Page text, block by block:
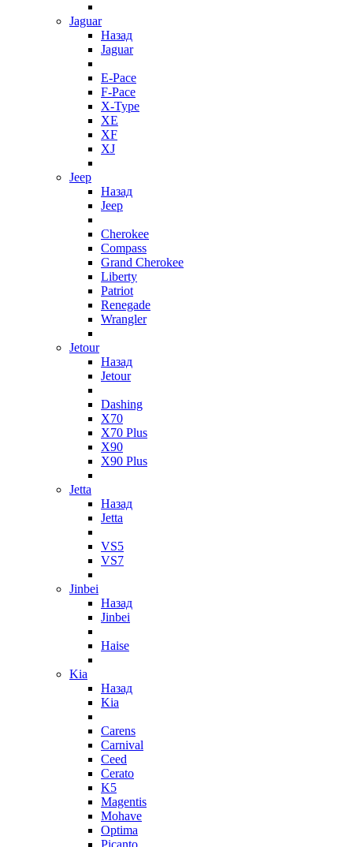
Jaguar
Назад
Jaguar
E-Pace
F-Pace
X-Type
XE
XF
XJ
Jeep
Назад
Jeep
Cherokee
Compass
Grand Cherokee
Liberty
Patriot
Renegade
Wrangler
Jetour
Назад
Jetour
Dashing
X70
X70 Plus
X90
X90 Plus
Jetta
Назад
Jetta
VS5
VS7
Jinbei
Назад
Jinbei
Haise
Kia
Назад
Kia
Carens
Carnival
Ceed
Cerato
K5
Magentis
Mohave
Optima
Picanto